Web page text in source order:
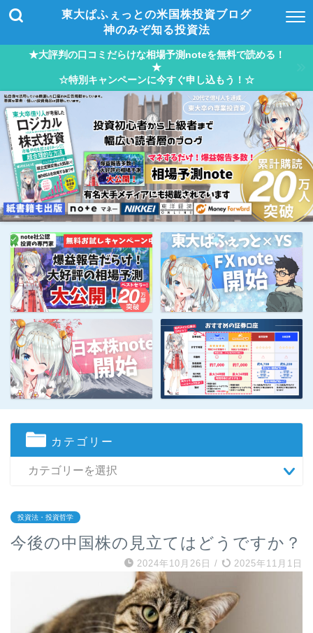
東大ぱふぇっとの米国株投資ブログ
神のみぞ知る投資法
★大評判の口コミだらけな相場予測noteを無料で読める！
★
☆特別キャンペーンに今すぐ申し込もう！☆
カテゴリー
投資法・投資哲学
今後の中国株の見立てはどうですか？
2024年10月26日 / 2025年11月1日